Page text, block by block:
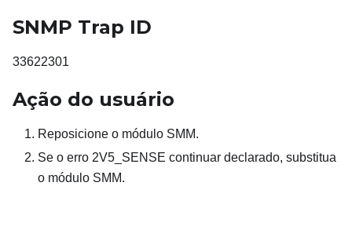
SNMP Trap ID
33622301
Ação do usuário
Reposicione o módulo SMM.
Se o erro 2V5_SENSE continuar declarado, substitua
o módulo SMM.